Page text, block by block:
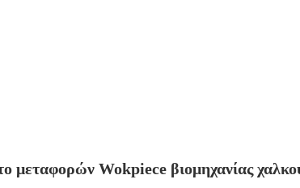
μεταφορών Wokpiece βιομηχανίας